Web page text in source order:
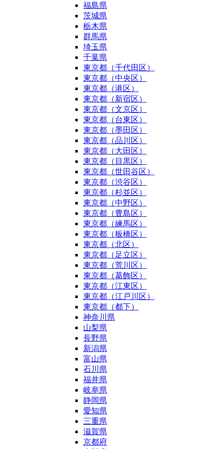
福島県
茨城県
栃木県
群馬県
埼玉県
千葉県
東京都（千代田区）
東京都（中央区）
東京都（港区）
東京都（新宿区）
東京都（文京区）
東京都（台東区）
東京都（墨田区）
東京都（品川区）
東京都（大田区）
東京都（目黒区）
東京都（世田谷区）
東京都（渋谷区）
東京都（杉並区）
東京都（中野区）
東京都（豊島区）
東京都（練馬区）
東京都（板橋区）
東京都（北区）
東京都（足立区）
東京都（荒川区）
東京都（葛飾区）
東京都（江東区）
東京都（江戸川区）
東京都（都下）
神奈川県
山梨県
長野県
新潟県
富山県
石川県
福井県
岐阜県
静岡県
愛知県
三重県
滋賀県
京都府